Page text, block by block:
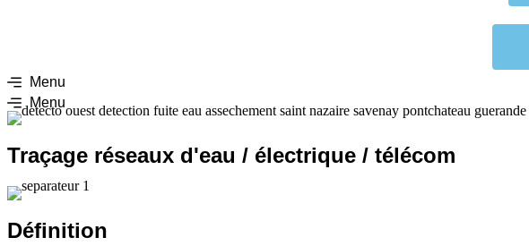
Menu
Menu
Traçage réseaux d'eau / électrique / télécom
Définition